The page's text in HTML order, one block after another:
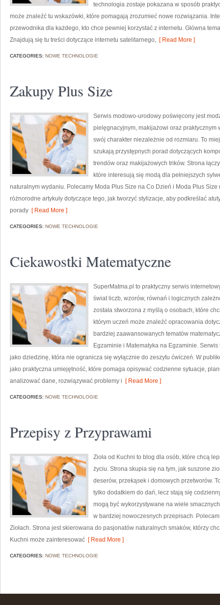
technologia zostaje pokazana w sposób
może znaleźć tu wskazówki, które pomagają zrozumieć nowe rozwiązania.
przewodnika dla każdego, kto chce pewniej korzystać z internetu. Główna
Znajdują się tu treści dotyczące internetu satelitarnego, [ Read More ]
CATEGORIES: NOWE TECHNOLOGIE
Zakupy Plus Size
Serwis modowo-urodowy poświęcony jest
pielęgnacyjnym, makijażowi oraz
swój charakter niezależnie od rozmiaru. To
szukają przystępnych porad dotyczących
trendów oraz makijażowych trików. Strona
które interesują się modą dla pełniejszych
naturalnym wydaniu. Polecamy Moda Plus Size na Co Dzień i Moda Plus
różnorodne artykuły dotyczące tego, jak tworzyć stylizacje, aby podkreślać
porady [ Read More ]
CATEGORIES: NOWE TECHNOLOGIE
Ciekawostki Matematyczne
SuperMatma.pl to praktyczny serwis
świat liczb, wzorów, równań i logicznych
została stworzona z myślą o osobach, które
którym uczeń może znaleźć opracowania
bardziej zaawansowanych tematów
Egzaminie i Matematyka na Egzaminie.
jako dziedzinę, która nie ogranicza się wyłącznie do zeszytu ćwiczeń. W
jako praktyczna umiejętność, które pomaga opisywać codzienne sytuacje,
analizować dane, rozwiązywać problemy i [ Read More ]
CATEGORIES: NOWE TECHNOLOGIE
Przepisy z Przyprawami
Zioła od Kuchni to blog dla osób, które chcą
życiu. Strona skupia się na tym, jak suszone
deserów, przekąsek i domowych przetworów.
tylko dodatkiem do dań, lecz stają się
mogą być wykorzystywane na wiele
w bardziej nowoczesnych przepisach.
Ziołach. Strona jest skierowana do pasjonatów naturalnych smaków, którzy
Kuchni może zainteresować [ Read More ]
CATEGORIES: NOWE TECHNOLOGIE